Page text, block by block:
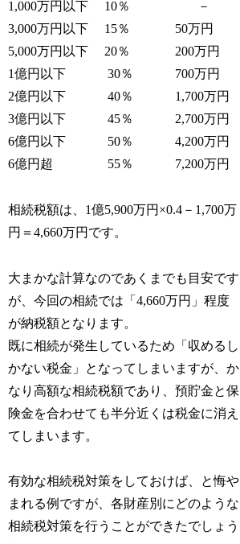
1,000万円以下 10％ －
3,000万円以下 15％ 50万円
5,000万円以下 20％ 200万円
1億円以下 30％ 700万円
2億円以下 40％ 1,700万円
3億円以下 45％ 2,700万円
6億円以下 50％ 4,200万円
6億円超 55％ 7,200万円
相続税額は、1億5,900万円×0.4－1,700万
円＝4,660万円です。
大まかな計算なのであくまでも目安です
が、今回の相続では「4,660万円」程度
が納税額となります。
既に相続が発生しているため「収めるし
かない税金」となってしまいますが、か
なり高額な相続税額であり、預貯金と保
険金を合わせても半分近くは税金に消え
てしまいます。
有効な相続税対策をしておけば、と悔や
まれる例ですが、各財産別にどのような
相続税対策を行うことができたでしょう